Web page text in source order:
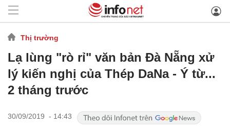
Thị trường
Lạ lùng "rò rỉ" văn bản Đà Nẵng xử
lý kiến nghị của Thép DaNa - Ý từ...
2 tháng trước
30/09/2019 - 14:43